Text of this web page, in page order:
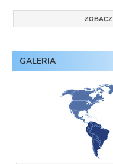
ZOBACZ
GALERIA